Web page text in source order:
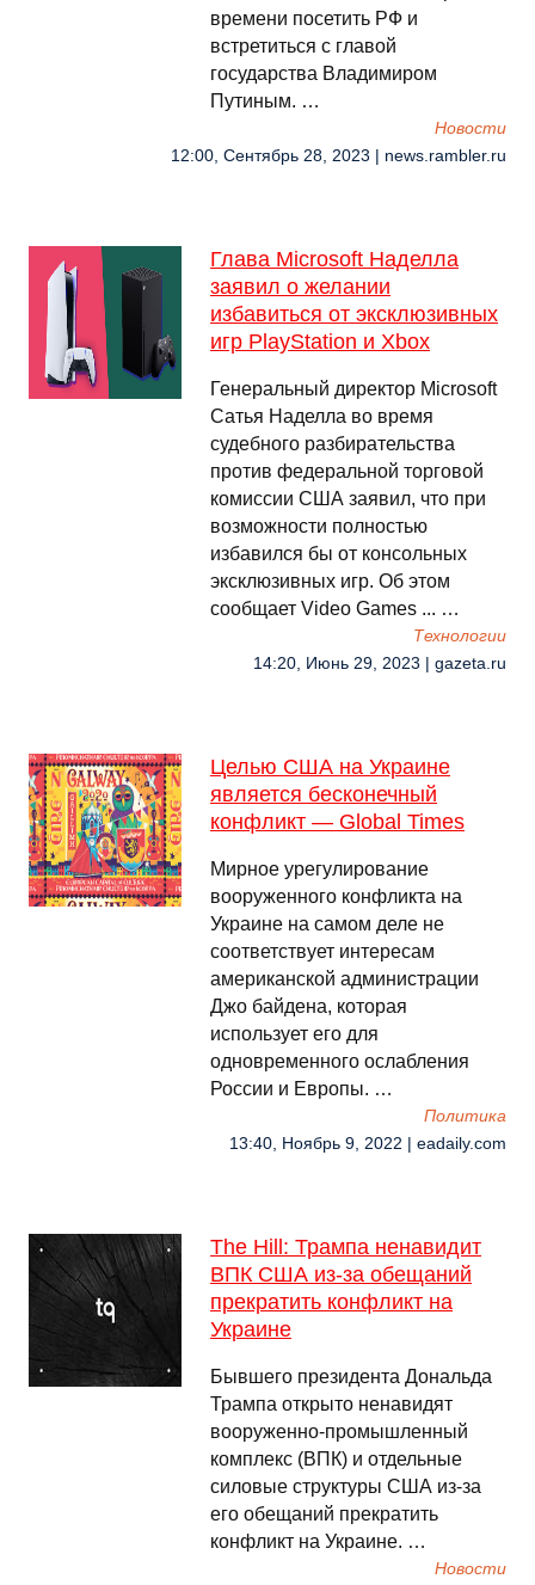
времени посетить РФ и
встретиться с главой
государства Владимиром
Путиным. …
Новости
12:00, Сентябрь 28, 2023 | news.rambler.ru
Глава Microsoft Наделла
заявил о желании
избавиться от эксклюзивных
игр PlayStation и Xbox
Генеральный директор Microsoft
Сатья Наделла во время
судебного разбирательства
против федеральной торговой
комиссии США заявил, что при
возможности полностью
избавился бы от консольных
эксклюзивных игр. Об этом
сообщает Video Games ... …
Технологии
14:20, Июнь 29, 2023 | gazeta.ru
Целью США на Украине
является бесконечный
конфликт — Global Times
Мирное урегулирование
вооруженного конфликта на
Украине на самом деле не
соответствует интересам
американской администрации
Джо байдена, которая
использует его для
одновременного ослабления
России и Европы. …
Политика
13:40, Ноябрь 9, 2022 | eadaily.com
The Hill: Трампа ненавидит
ВПК США из-за обещаний
прекратить конфликт на
Украине
Бывшего президента Дональда
Трампа открыто ненавидят
вооруженно-промышленный
комплекс (ВПК) и отдельные
силовые структуры США из-за
его обещаний прекратить
конфликт на Украине. …
Новости